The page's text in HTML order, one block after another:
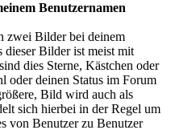
Benutzernamen
zwei Bilder bei deinem
dieser Bilder ist meist mit
dies Sterne, Kästchen oder
oder deinen Status im Forum
Bild wird auch als
sich hierbei in der Regel um
von Benutzer zu Benutzer